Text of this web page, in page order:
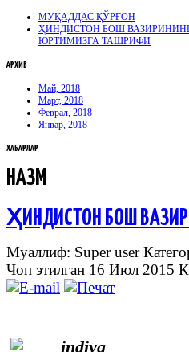
МУҚАДДАС ҚЎРҒОН
ҲИНДИСТОН БОШ
ЮРТИМИЗГА ТАШРИФИ
АРХИВ
Май, 2018
Март, 2018
Феврал, 2018
Январ, 2018
ХАБАРЛАР
НАЗМ
ҲИНДИСТОН БОШ
Муаллиф: Super user
Чоп этилган 16 Июл 2015